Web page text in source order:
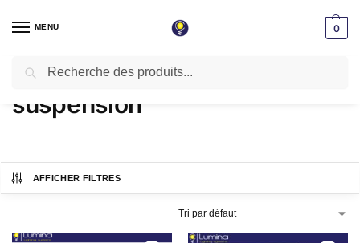
MENU 0
Accueil / Produits identifiés “suspension”
suspension
AFFICHER FILTRES